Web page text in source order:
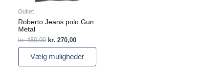
Outlet
Roberto Jeans polo Gun
Metal
kr.450,00 kr. 270,00
Vælg muligheder
varesiden